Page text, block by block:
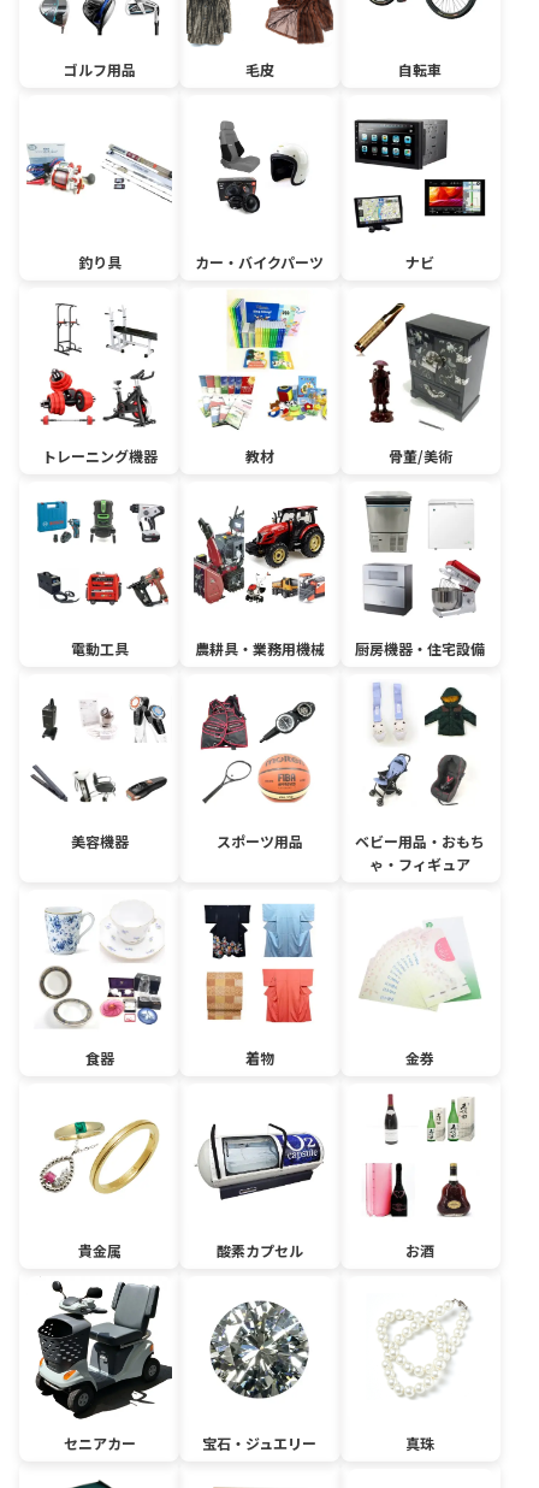
ゴルフ用品 毛皮 自転車
釣り具 カー・バイクパーツ ナビ
トレーニング機器 教材 骨董/美術
電動工具 農耕具・業務用機械 厨房機器・住宅設備
美容機器 スポーツ用品
ベビー用品・おもち
ゃ・フィギュア
食器 着物 金券
貴金属 酸素カプセル お酒
セニアカー 宝石・ジュエリー 真珠